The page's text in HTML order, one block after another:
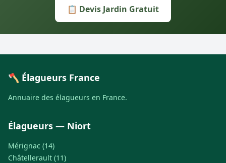
📋 Devis Jardin Gratuit
🪓 Élagueurs France
Annuaire des élagueurs en France.
Élagueurs — Niort
Mérignac (14)
Châtellerault (11)